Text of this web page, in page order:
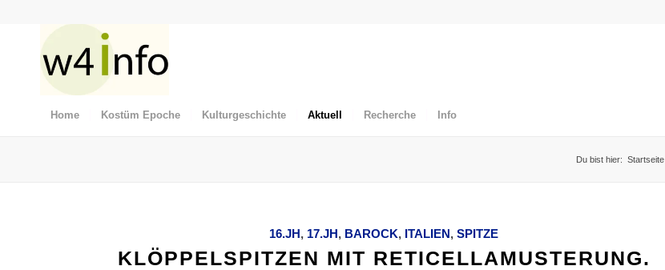
Home Kostüm Epoche Kulturgeschichte Aktuell Recherche Info
Du bist hier: Startseite
16.JH, 17.JH, BAROCK, ITALIEN,SPITZE
KLÖPPELSPITZEN MIT RETICELLAMUSTERUNG.